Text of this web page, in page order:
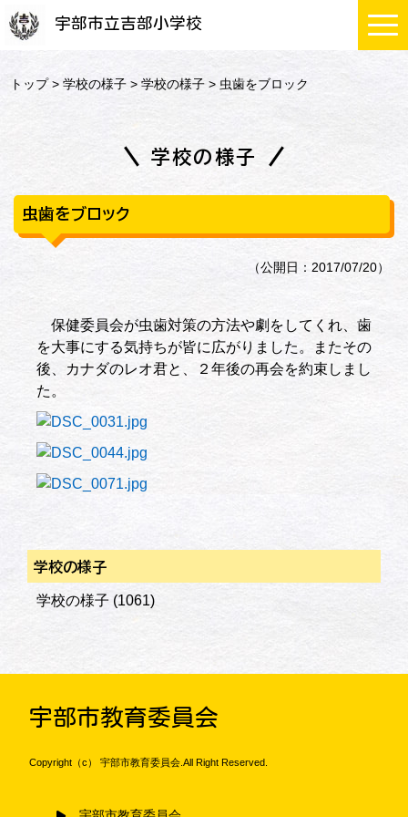
宇部市立吉部小学校
トップ>学校の様子 >学校の様子 > 虫歯をブロック
学校の様子
虫歯をブロック
（公開日：2017/07/20）
保健委員会が虫歯対策の方法や劇をしてくれ、歯
を大事にする気持ちが皆に広がりました。またその
後、カナダのレオ君と、２年後の再会を約束しまし
た。
学校の様子
学校の様子 (1061)
宇部市教育委員会
Copyright（c） 宇部市教育委員会.All Right Reserved.